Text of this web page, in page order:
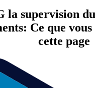
la supervision
Ce que
cette page